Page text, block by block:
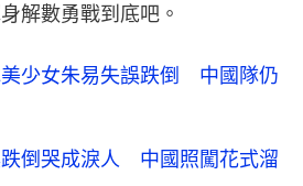
解數勇戰到底吧。
少女朱易失誤跌倒 中國隊仍
倒哭成淚人 中國照闖花式溜